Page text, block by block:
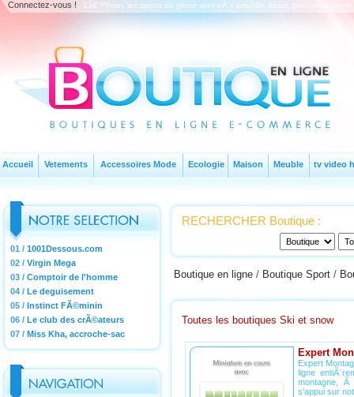
Connectez-vous ! - Lâ€™hiver, les sports de glisse sont trÃ¨s prisÃ©s. Aussi, pour
de sports de glisse dâ€™hiver. Les boutiques de sports dâ€™hiver permettent ainsi
Accueil Vetements Accessoires Mode Ecologie Maison Meuble tv video
01 / 1001Dessous.com
02 / Virgin Mega
03 / Comptoir de l'homme
04 / Le deguisement
05 / Instinct FÃ©minin
06 / Le club des crÃ©ateurs
07 / Miss Kha, accroche-sac
RECHERCHER Boutique :
Boutique en ligne / Boutique Sport /
Toutes les boutiques Ski et snow
Expert
Expert
ligne
montagne,
s'appui sur